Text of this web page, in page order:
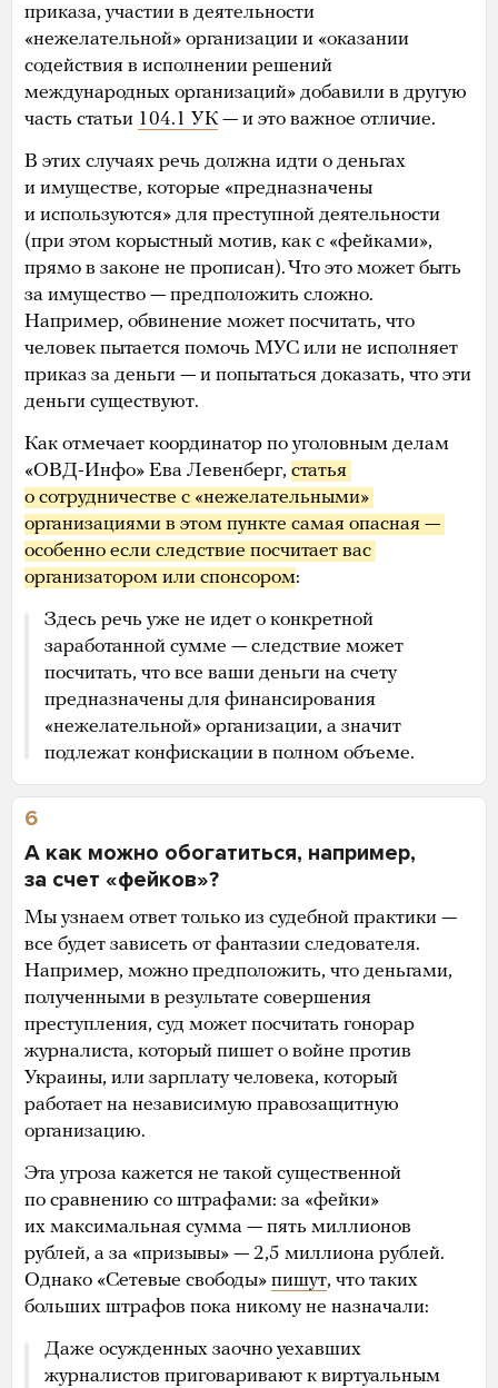
приказа, участии в деятельности
«нежелательной» организации и «оказании
содействия в исполнении решений
международных организаций» добавили в другую
часть статьи 104.1 УК — и это важное отличие.
В этих случаях речь должна идти о деньгах
и имуществе, которые «предназначены
и используются» для преступной деятельности
(при этом корыстный мотив, как с «фейками»,
прямо в законе не прописан). Что это может быть
за имущество — предположить сложно.
Например, обвинение может посчитать, что
человек пытается помочь МУС или не исполняет
приказ за деньги — и попытаться доказать, что эти
деньги существуют.
Как отмечает координатор по уголовным делам
«ОВД-Инфо» Ева Левенберг, статья
о сотрудничестве с «нежелательными»
организациями в этом пункте самая опасная —
особенно если следствие посчитает вас
организатором или спонсором:
Здесь речь уже не идет о конкретной
заработанной сумме — следствие может
посчитать, что все ваши деньги на счету
предназначены для финансирования
«нежелательной» организации, а значит
подлежат конфискации в полном объеме.
6
А как можно обогатиться, например,
за счет «фейков»?
Мы узнаем ответ только из судебной практики —
все будет зависеть от фантазии следователя.
Например, можно предположить, что деньгами,
полученными в результате совершения
преступления, суд может посчитать гонорар
журналиста, который пишет о войне против
Украины, или зарплату человека, который
работает на независимую правозащитную
организацию.
Эта угроза кажется не такой существенной
по сравнению со штрафами: за «фейки»
их максимальная сумма — пять миллионов
рублей, а за «призывы» — 2,5 миллиона рублей.
Однако «Сетевые свободы» пишут, что таких
больших штрафов пока никому не назначали:
Даже осужденных заочно уехавших
журналистов приговаривают к виртуальным